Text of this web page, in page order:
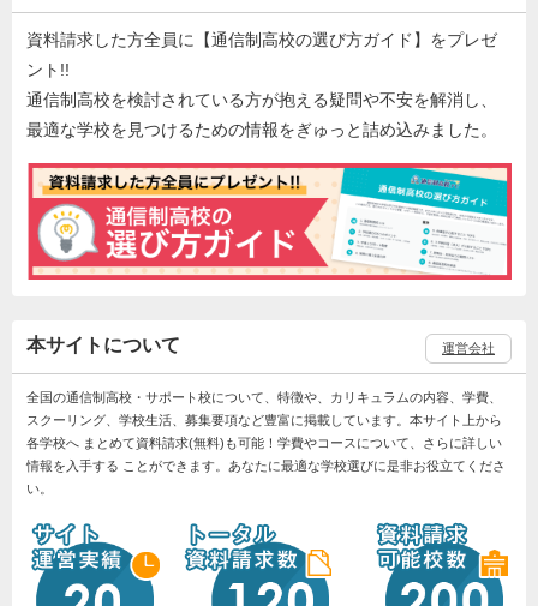
資料請求した方全員に【通信制高校の選び方ガイド】をプレゼ
ント!!
通信制高校を検討されている方が抱える疑問や不安を解消し、
最適な学校を見つけるための情報をぎゅっと詰め込みました。
本サイトについて 運営会社
全国の通信制高校・サポート校について、特徴や、カリキュラムの内容、学費、
スクーリング、学校生活、募集要項など豊富に掲載しています。本サイト上から
各学校へ まとめて資料請求(無料)も可能！学費やコースについて、さらに詳しい
情報を入手する ことができます。あなたに最適な学校選びに是非お役立てくださ
い。